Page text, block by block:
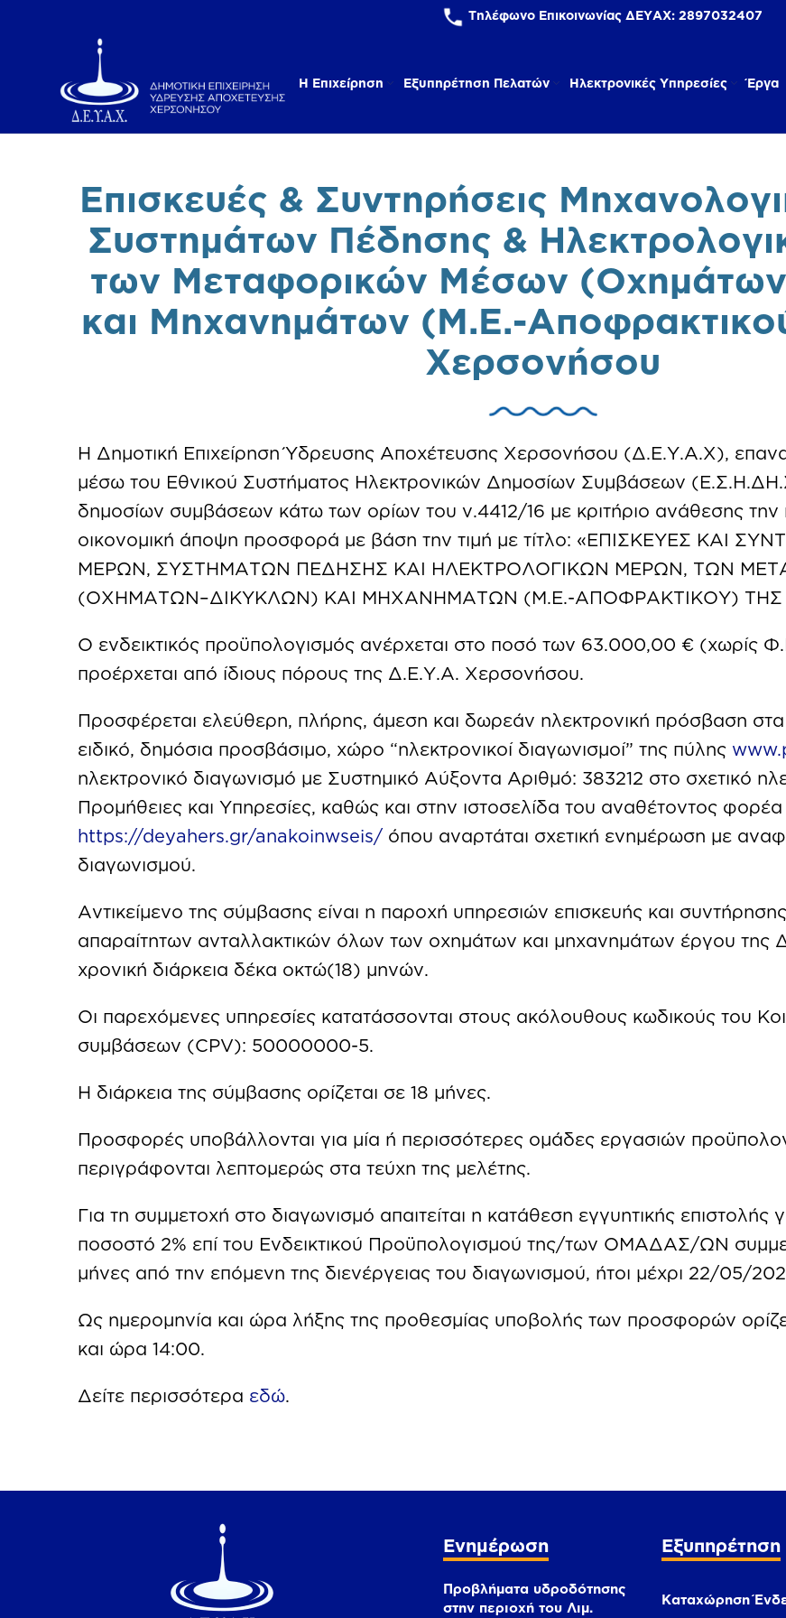
Τηλέφωνο Επικοινωνίας ΔΕΥΑΧ: 2897032407
Η Επιχείρηση Εξυπηρέτηση Πελατών Ηλεκτρονικές Υπηρεσίες Έργα
Επισκευές & Συντηρήσεις
Συστημάτων Πέδησης &
των Μεταφορικών Μέσων
και Μηχανημάτων (Μ.Ε.-
Χερσονήσου
Η Δημοτική Επιχείρηση Ύδρευσης Αποχέτευσης Χερσονήσου (Δ.Ε.Υ.Α.Χ),
μέσω του Εθνικού Συστήματος Ηλεκτρονικών Δημοσίων Συμβάσεων
δημοσίων συμβάσεων κάτω των ορίων του ν.4412/16 με κριτήριο ανάθεσης
οικονομική άποψη προσφορά με βάση την τιμή με τίτλο: «ΕΠΙΣΚΕΥΕΣ ΚΑΙ
ΜΕΡΩΝ, ΣΥΣΤΗΜΑΤΩΝ ΠΕΔΗΣΗΣ ΚΑΙ ΗΛΕΚΤΡΟΛΟΓΙΚΩΝ ΜΕΡΩΝ, ΤΩΝ
(ΟΧΗΜΑΤΩΝ–ΔΙΚΥΚΛΩΝ) ΚΑΙ ΜΗΧΑΝΗΜΑΤΩΝ (Μ.Ε.-ΑΠΟΦΡΑΚΤΙΚΟΥ) ΤΗΣ
Ο ενδεικτικός προϋπολογισμός ανέρχεται στο ποσό των 63.000,00 € (χωρίς
προέρχεται από ίδιους πόρους της Δ.Ε.Υ.Α. Χερσονήσου.
Προσφέρεται ελεύθερη, πλήρης, άμεση και δωρεάν ηλεκτρονική πρόσβαση
ειδικό, δημόσια προσβάσιμο, χώρο “ηλεκτρονικοί διαγωνισμοί” της πύλης
ηλεκτρονικό διαγωνισμό με Συστημικό Αύξοντα Αριθμό: 383212 στο σχετικό
Προμήθειες και Υπηρεσίες, καθώς και στην ιστοσελίδα του αναθέτοντος φορέα
https://deyahers.gr/anakoinwseis/ όπου αναρτάται σχετική ενημέρωση με
διαγωνισμού.
Αντικείμενο της σύμβασης είναι η παροχή υπηρεσιών επισκευής και
απαραίτητων ανταλλακτικών όλων των οχημάτων και μηχανημάτων έργου
χρονική διάρκεια δέκα οκτώ(18) μηνών.
Οι παρεχόμενες υπηρεσίες κατατάσσονται στους ακόλουθους κωδικούς του
συμβάσεων (CPV): 50000000-5.
Η διάρκεια της σύμβασης ορίζεται σε 18 μήνες.
Προσφορές υποβάλλονται για μία ή περισσότερες ομάδες εργασιών
περιγράφονται λεπτομερώς στα τεύχη της μελέτης.
Για τη συμμετοχή στο διαγωνισμό απαιτείται η κατάθεση εγγυητικής επιστολής
ποσοστό 2% επί του Ενδεικτικού Προϋπολογισμού της/των ΟΜΑΔΑΣ/ΩΝ
μήνες από την επόμενη της διενέργειας του διαγωνισμού, ήτοι μέχρι 22/05/
Ως ημερομηνία και ώρα λήξης της προθεσμίας υποβολής των προσφορών
και ώρα 14:00.
Δείτε περισσότερα εδώ
Ενημέρωση
Προβλήματα υδροδότησης
στην περιοχή του Λιμ.
Εξυπηρέτηση
Καταχώρηση